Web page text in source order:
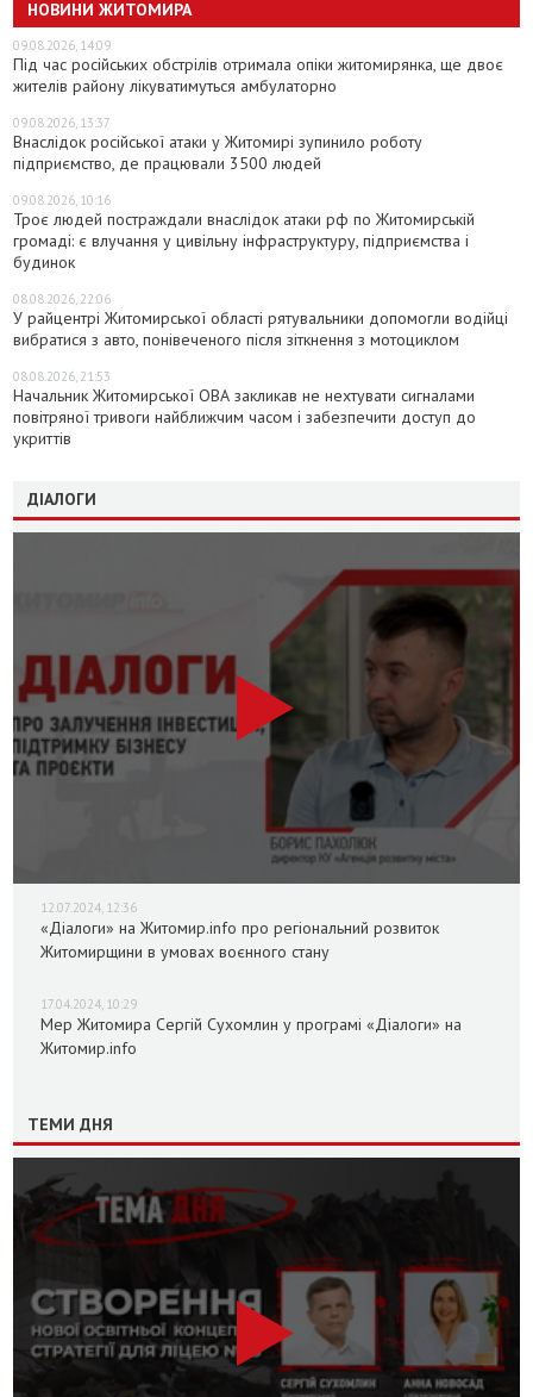
НОВИНИ ЖИТОМИРА
09.08.2026, 14:09
Під час російських обстрілів отримала опіки житомирянка, ще двоє
жителів району лікуватимуться амбулаторно
09.08.2026, 13:37
Внаслідок російської атаки у Житомирі зупинило роботу
підприємство, де працювали 3500 людей
09.08.2026, 10:16
Троє людей постраждали внаслідок атаки рф по Житомирській
громаді: є влучання у цивільну інфраструктуру, підприємства і
будинок
08.08.2026, 22:06
У райцентрі Житомирської області рятувальники допомогли водійці
вибратися з авто, понівеченого після зіткнення з мотоциклом
08.08.2026, 21:53
Начальник Житомирської ОВА закликав не нехтувати сигналами
повітряної тривоги найближчим часом і забезпечити доступ до
укриттів
ДІАЛОГИ
12.07.2024, 12:36
«Діалоги» на Житомир.info про регіональний розвиток
Житомирщини в умовах воєнного стану
17.04.2024, 10:29
Мер Житомира Сергій Сухомлин у програмі «Діалоги» на
Житомир.info
ТЕМИ ДНЯ